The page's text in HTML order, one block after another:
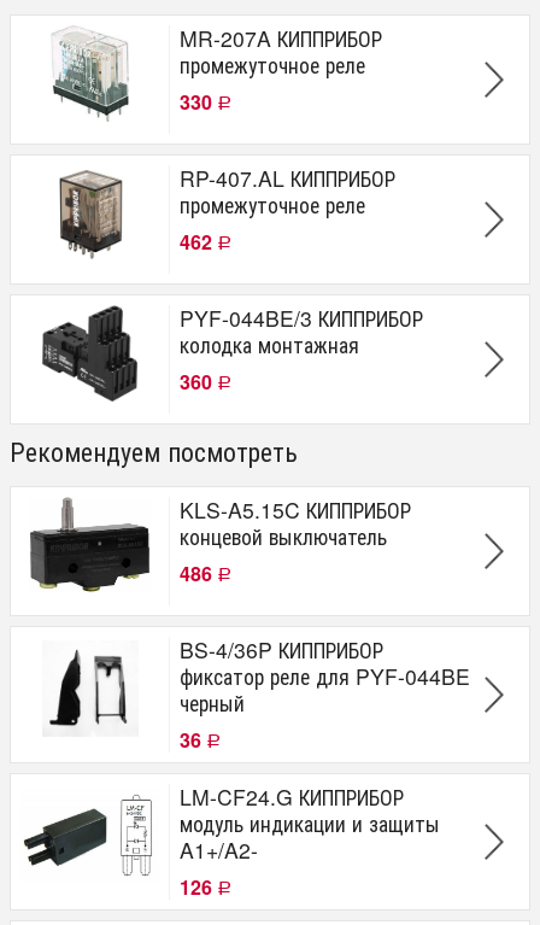
MR-207A КИППРИБОР
промежуточное реле
330 Р
RP-407.AL КИППРИБОР
промежуточное реле
462 Р
PYF-044BE/3 КИППРИБОР
колодка монтажная
360 Р
Рекомендуем посмотреть
KLS-A5.15C КИППРИБОР
концевой выключатель
486 Р
BS-4/36P КИППРИБОР
фиксатор реле для PYF-044BE
черный
36 Р
LM-CF24.G КИППРИБОР
модуль индикации и защиты
A1+/A2-
126 Р